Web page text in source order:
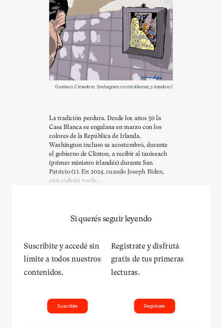
Gustavo Cimadoro (instagram.com/oldemar_cimadoro)
La tradición perdura. Desde los años 50 la
Casa Blanca se engalana en marzo con los
colores de la República de Irlanda.
Washington incluso se acostumbró, durante
el gobierno de Clinton, a recibir al taoiseach
(primer ministro irlandés) durante San
Patricio (1). En 2024, cuando Joseph Biden,
con corbata verde...
Si querés seguir leyendo
Suscribite y accedé sin
límite a todos nuestros
contenidos.
Suscribite
Registrate y disfrutá
gratis de tus primeras
lecturas.
Registrate